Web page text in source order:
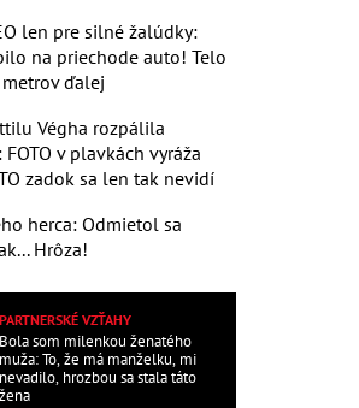
len pre silné žalúdky:
na priechode auto! Telo
ďalej
Végha rozpálila
v plavkách vyráža
zadok sa len tak nevidí
herca: Odmietol sa
Hrôza!
PARTNERSKÉ VZŤAHY
Bola som milenkou ženatého
muža: To, že má manželku, mi
nevadilo, hrozbou sa stala táto
žena